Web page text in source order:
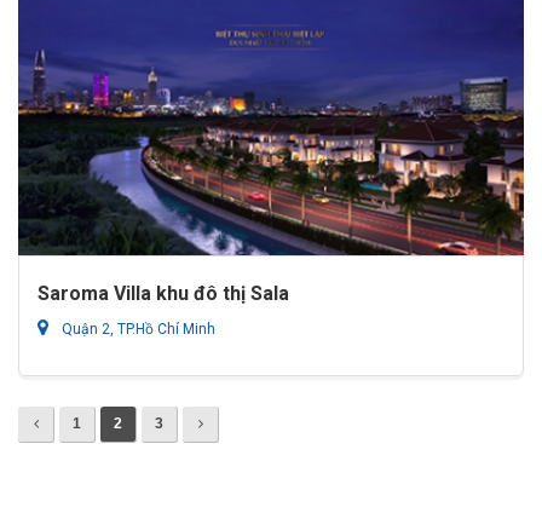
Saroma Villa khu đô thị Sala
Quận 2, TP.Hồ Chí Minh
1 2 3